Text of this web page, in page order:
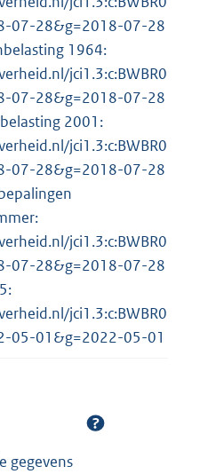
07-28&g=2018-07-28
1964:
jci1.3:c:BWBR0
07-28&g=2018-07-28
2001:
jci1.3:c:BWBR0
07-28&g=2018-07-28
jci1.3:c:BWBR0
07-28&g=2018-07-28
jci1.3:c:BWBR0
05-01&g=2022-05-01
gegevens